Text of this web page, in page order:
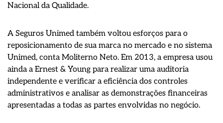
Nacional da Qualidade.
A Seguros Unimed também voltou esforços para o
reposicionamento de sua marca no mercado e no sistema
Unimed, conta Moliterno Neto. Em 2013, a empresa usou
ainda a Ernest & Young para realizar uma auditoria
independente e verificar a eficiência dos controles
administrativos e analisar as demonstrações financeiras
apresentadas a todas as partes envolvidas no negócio.